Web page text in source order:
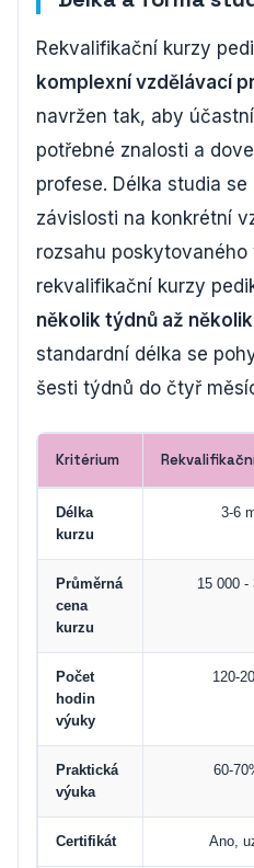
Rekvalifikační kurzy
komplexní vzdělávací
navržen tak, aby
potřebné znalosti a
profese. Délka studia
závislosti na konkrétní
rozsahu poskytovaného
rekvalifikační kurzy
několik týdnů až
standardní délka se
šesti týdnů do čtyř
Kritérium
Délka
kurzu
3-6
Průměrná
cena
kurzu
15 000 -
Počet
hodin
výuky
120-
Praktická
výuka
60-
Certifikát Ano,